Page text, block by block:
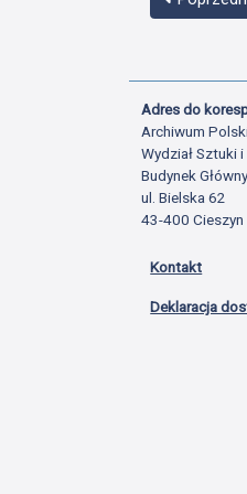
Adres do
Archiwum
Wydział Sztuki
Budynek
ul. Bielska 62
43-400 Cieszyn
Kontakt
Deklaracja